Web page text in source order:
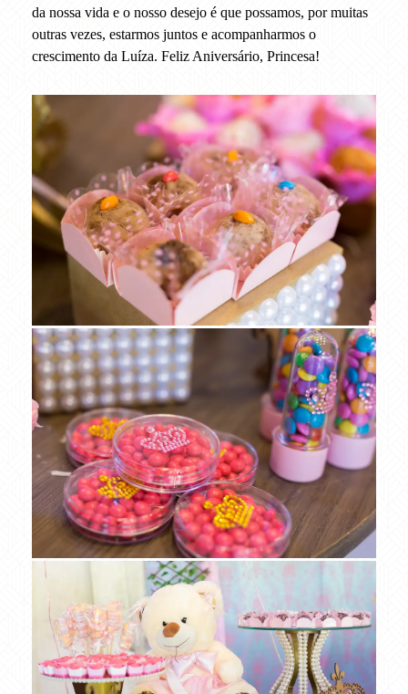
da nossa vida e o nosso desejo é que possamos, por muitas
outras vezes, estarmos juntos e acompanharmos o
crescimento da Luíza. Feliz Aniversário, Princesa!